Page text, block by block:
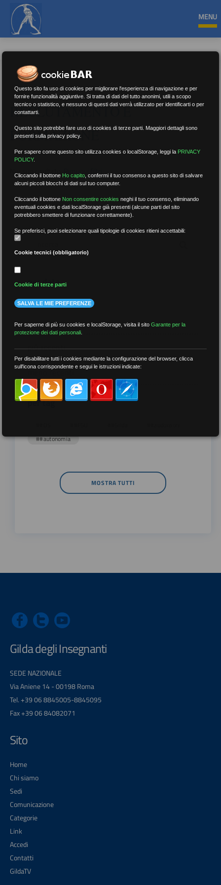
MENU
RECLUTAMENTO E
FORMAZIONE
Nessun risultato.Rimuovi filtri
RICERCA
per data
più recenti
meno recenti
per tag
##autonomia
MOSTRA TUTTI
Gilda degli Insegnanti
SEDE NAZIONALE
Via Aniene 14 - 00198 Roma
Tel. +39 06 8845005-8845095
Fax +39 06 84082071
Sito
Home
Chi siamo
Sedi
Comunicazione
Categorie
Link
Accedi
Contatti
GildaTV
Questo sito fa uso di cookies per migliorare l'esperienza di navigazione e per
fornire funzionalità aggiuntive. Si tratta di dati del tutto anonimi, utili a scopo
tecnico o statistico, e nessuno di questi dati verrà utilizzato per identificarti o per
contattarti.
Questo sito potrebbe fare uso di cookies di terze parti. Maggiori dettagli sono
presenti sulla privacy policy.
Per sapere come questo sito utilizza cookies o localStorage, leggi la PRIVACY
POLICY.
Cliccando il bottone Ho capito ,confermi il tuo consenso a questo sito di salvare
alcuni piccoli blocchi di dati sul tuo computer.
Cliccando il bottone Non consentire cookies neghi il tuo consenso, eliminando
eventuali cookies e dati localStorage già presenti (alcune parti del sito
potrebbero smettere di funzionare correttamente).
Se preferisci, puoi selezionare quali tipologie di cookies ritieni accettabili:
Cookie tecnici (obbligatorio)
Cookie di terze parti
SALVA LE MIE PREFERENZE
Per saperne di più su cookies e localStorage, visita il sitoGarante per la
protezione dei dati personali
Per disabilitare tutti i cookies mediante la configurazione del browser, clicca
sull'icona corrispondente e segui le istruzioni indicate: